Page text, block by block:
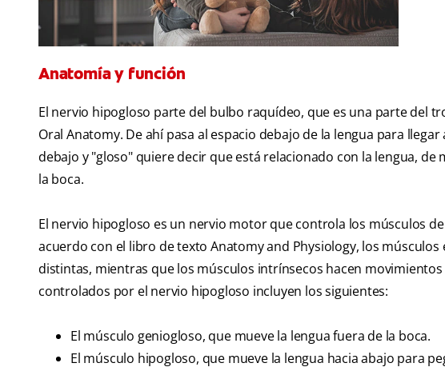
Anatomía y función
El nervio hipogloso parte del bulbo raquídeo, que es una parte del
Oral Anatomy. De ahí pasa al espacio debajo de la lengua para
debajo y "gloso" quiere decir que está relacionado con la lengua,
la boca.
El nervio hipogloso es un nervio motor que controla los músculos
acuerdo con el libro de texto Anatomy and Physiology, los
distintas, mientras que los músculos intrínsecos hacen
controlados por el nervio hipogloso incluyen los siguientes:
El músculo geniogloso, que mueve la lengua fuera de la boca.
El músculo hipogloso, que mueve la lengua hacia abajo para